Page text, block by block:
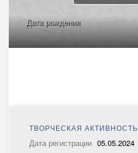
Дата рождения
ТВОРЧЕСКАЯ АКТИВНОСТЬ
Дата регистрации 05.05.2024